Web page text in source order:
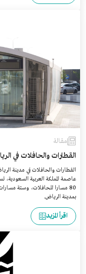
مقالة
القطارات والحافلات في
القطارات والحافلات في مدينة
عاصمة المملكة العربية
80 مسارا للحافلات، وستة
بمدينة الرياض.
اقرأ المزيد